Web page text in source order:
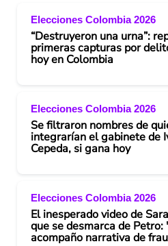
i
d
o
Elecciones Colombia 2026
“Destruyeron una urna”:
primeras capturas por
hoy en Colombia
Elecciones Colombia 2026
Se filtraron nombres de
integrarían el gabinete de
Cepeda, si gana hoy
Elecciones Colombia 2026
El inesperado video de
que se desmarca de Petro:
acompaño narrativa de